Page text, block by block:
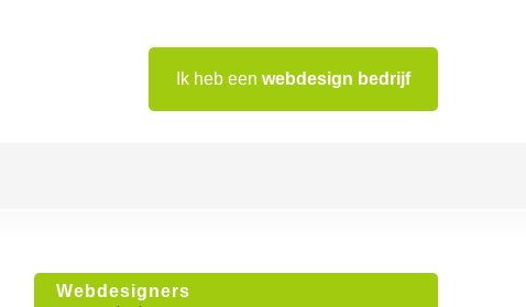
Ik heb een webdesign bedrijf
Webdesigners